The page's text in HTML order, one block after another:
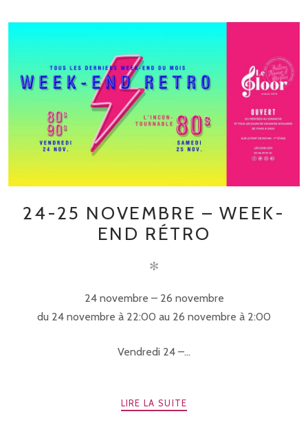
24-25 NOVEMBRE – WEEK-
END RÉTRO
✻
24 novembre – 26 novembre
du 24 novembre à 22:00 au 26 novembre à 2:00
Vendredi 24 –...
LIRE LA SUITE